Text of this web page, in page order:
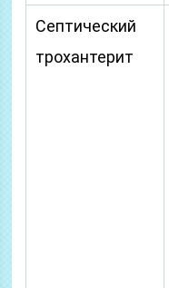
Септический
трохантерит